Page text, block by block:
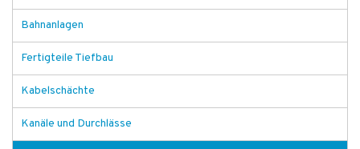
Bahnanlagen
Fertigteile Tiefbau
Kabelschächte
Kanäle und Durchlässe